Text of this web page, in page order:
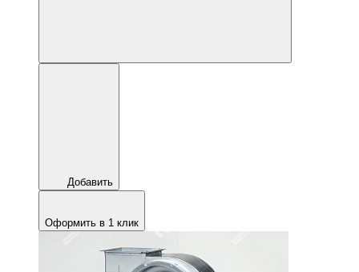
Добавить
Оформить в 1 клик